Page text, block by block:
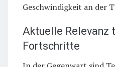
Geschwindigkeit an der
Aktuelle Relevanz
Fortschritte